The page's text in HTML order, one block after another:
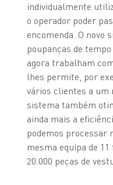
individualmente
o operador poder
encomenda. O novo
poupanças de
agora trabalham
lhes permite, por
vários clientes a um
sistema também
ainda mais a
podemos processar
mesma equipa de
20.000 peças de